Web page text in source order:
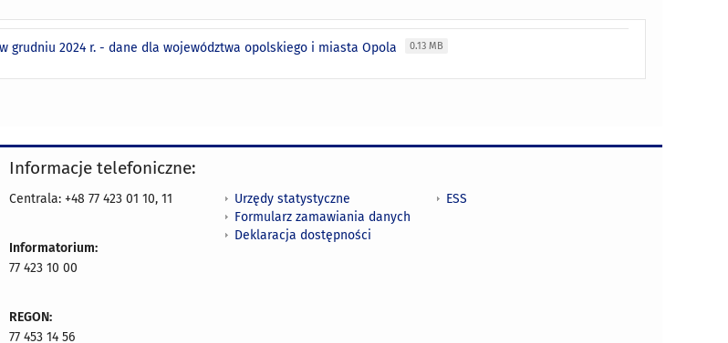
grudniu 2024 r. - dane dla województwa opolskiego i miasta Opola 0.13 MB
Informacje telefoniczne:
Centrala: +48 77 423 01 10, 11
Informatorium:
77 423 10 00
REGON:
77 453 14 56
Urzędy statystyczne
Formularz zamawiania danych
Deklaracja dostępności
ESS